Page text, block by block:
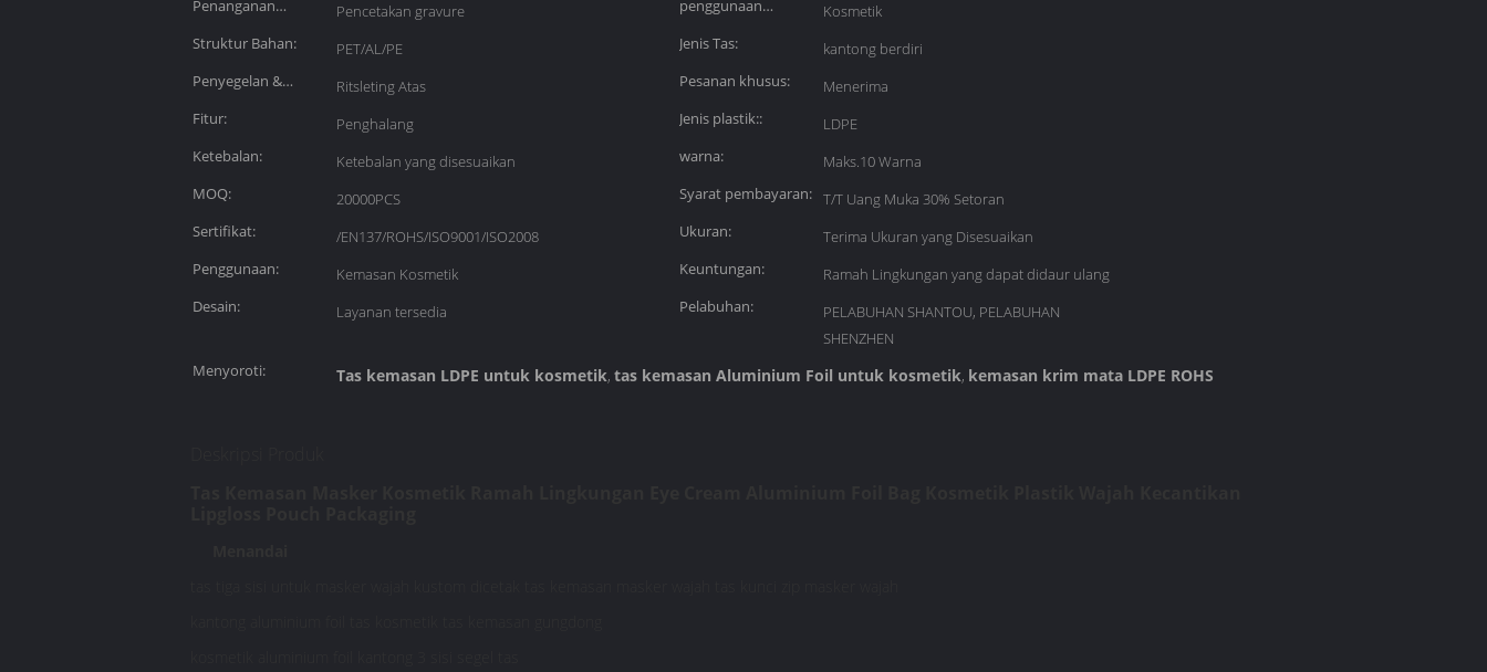
Penanganan
Pencetakan gravure
penggunaan
Kosmetik
Struktur Bahan:
PET/AL/PE Jenis Tas:
kantong berdiri
Penyegelan &
Ritsleting Atas Pesanan khusus:
Menerima
Fitur:
Penghalang Jenis plastik::
LDPE
Ketebalan:
Ketebalan yang disesuaikan warna:
Maks.10 Warna
MOQ:
20000PCS Syarat pembayaran: T/T Uang Muka 30% Setoran
Sertifikat:
/EN137/ROHS/ISO9001/ISO2008 Ukuran:
Terima Ukuran yang Disesuaikan
Penggunaan:
Kemasan Kosmetik Keuntungan:
Ramah Lingkungan yang dapat didaur ulang
Desain:
Layanan tersedia Pelabuhan:
PELABUHAN SHANTOU, PELABUHAN
SHENZHEN
Menyoroti:
Tas kemasan LDPE untuk kosmetik, tas kemasan Aluminium Foil untuk kosmetik, kemasan krim mata LDPE ROHS